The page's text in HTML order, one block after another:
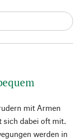
mit Armen
sich dabei oft mit.
werden in